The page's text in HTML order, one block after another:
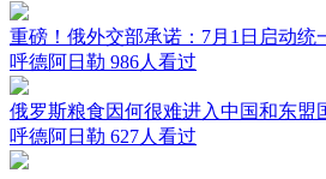
重磅！俄外交部承诺：7月1日启动统
呼德阿日勒 986人看过
俄罗斯粮食因何很难进入中国和东盟
呼德阿日勒 627人看过